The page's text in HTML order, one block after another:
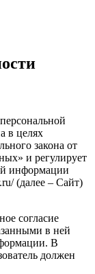
в целях
закона от
и регулирует
информации
(далее – Сайт)
согласие
в ней
В
должен